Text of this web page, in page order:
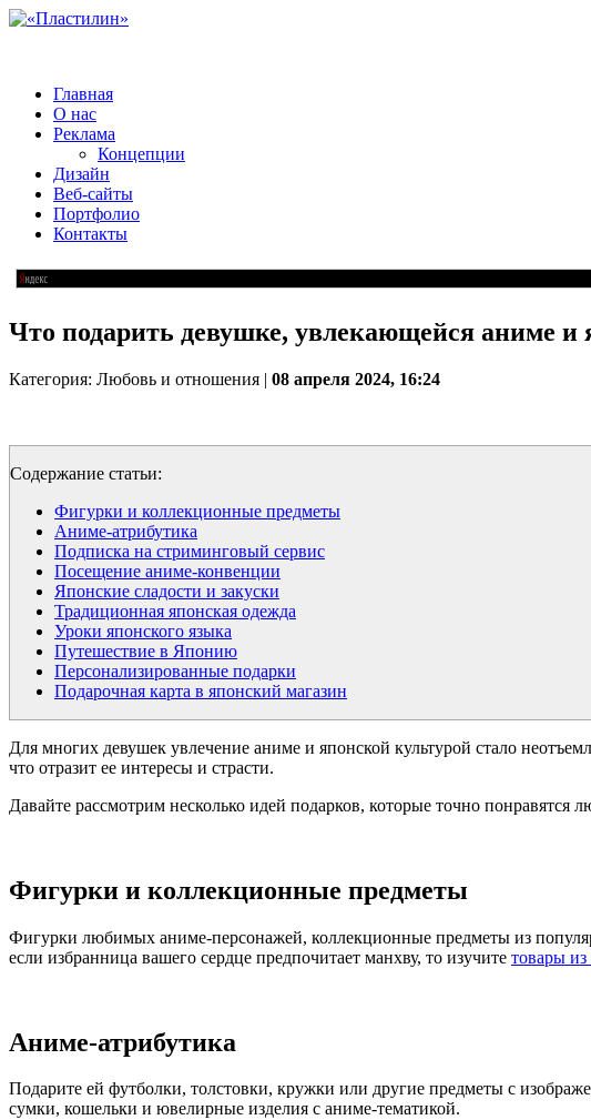
Главная
О нас
Реклама
Концепции
Дизайн
Веб-сайты
Портфолио
Контакты
Что подарить девушке, увлекающейся аниме и
Категория: Любовь и отношения | 08 апреля 2024, 16:24
Содержание статьи:
Фигурки и коллекционные предметы
Аниме-атрибутика
Подписка на стриминговый сервис
Посещение аниме-конвенции
Японские сладости и закуски
Традиционная японская одежда
Уроки японского языка
Путешествие в Японию
Персонализированные подарки
Подарочная карта в японский магазин
Для многих девушек увлечение аниме и японской культурой стало
что отразит ее интересы и страсти.
Давайте рассмотрим несколько идей подарков, которые точно понравятся
Фигурки и коллекционные предметы
Фигурки любимых аниме-персонажей, коллекционные предметы из
если избранница вашего сердце предпочитает манхву, то изучите товары
Аниме-атрибутика
Подарите ей футболки, толстовки, кружки или другие предметы с
сумки, кошельки и ювелирные изделия с аниме-тематикой.